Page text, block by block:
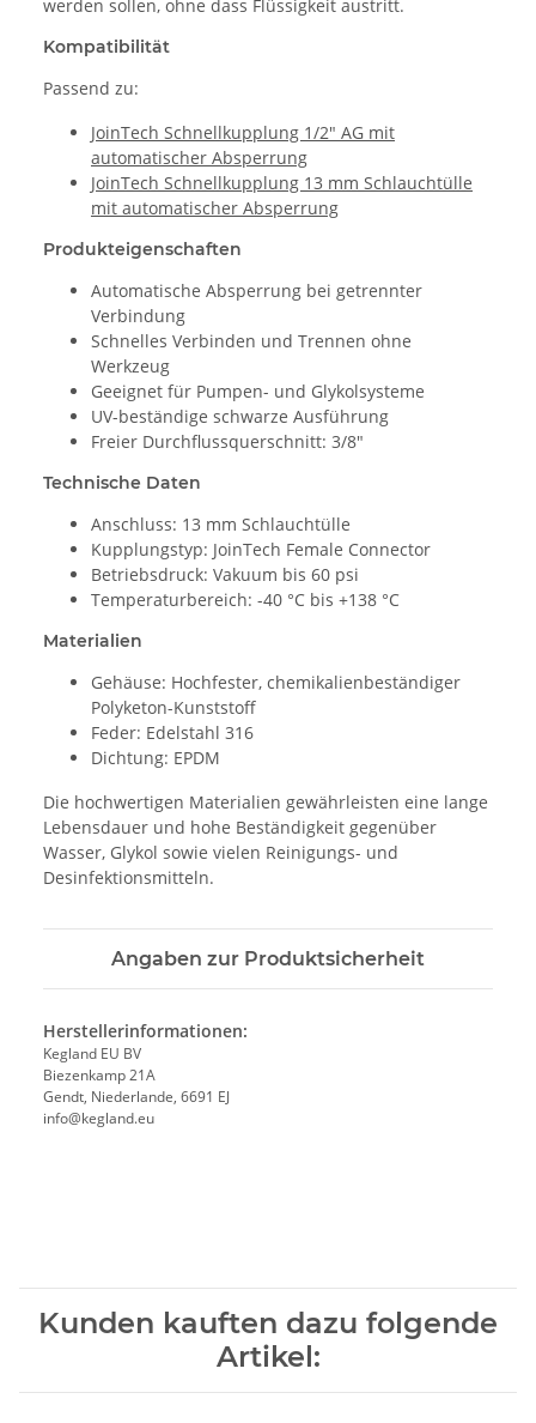
werden sollen, ohne dass Flüssigkeit austritt.
Kompatibilität
Passend zu:
JoinTech Schnellkupplung 1/2" AG mit
automatischer Absperrung
JoinTech Schnellkupplung 13 mm Schlauchtülle
mit automatischer Absperrung
Produkteigenschaften
Automatische Absperrung bei getrennter
Verbindung
Schnelles Verbinden und Trennen ohne
Werkzeug
Geeignet für Pumpen- und Glykolsysteme
UV-beständige schwarze Ausführung
Freier Durchflussquerschnitt: 3/8"
Technische Daten
Anschluss: 13 mm Schlauchtülle
Kupplungstyp: JoinTech Female Connector
Betriebsdruck: Vakuum bis 60 psi
Temperaturbereich: -40 °C bis +138 °C
Materialien
Gehäuse: Hochfester, chemikalienbeständiger
Polyketon-Kunststoff
Feder: Edelstahl 316
Dichtung: EPDM
Die hochwertigen Materialien gewährleisten eine lange
Lebensdauer und hohe Beständigkeit gegenüber
Wasser, Glykol sowie vielen Reinigungs- und
Desinfektionsmitteln.
Angaben zur Produktsicherheit
Herstellerinformationen:
Kegland EU BV
Biezenkamp 21A
Gendt, Niederlande, 6691 EJ
info@kegland.eu
Kunden kauften dazu folgende
Artikel: